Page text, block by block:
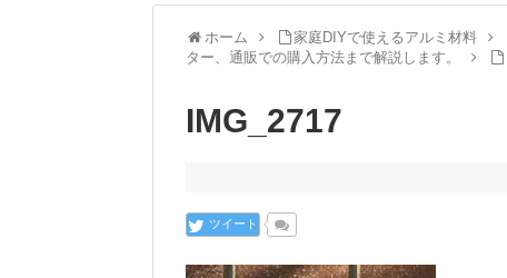
ホーム 家庭DIYで使えるアルミ材料
ター、通販での購入方法まで解説します。
IMG_2717
ツイート